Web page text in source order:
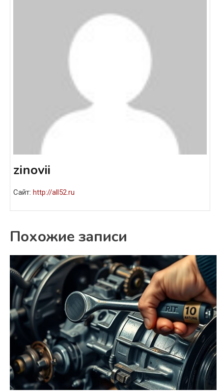
zinovii
Сайт: http://all52.ru
Похожие записи